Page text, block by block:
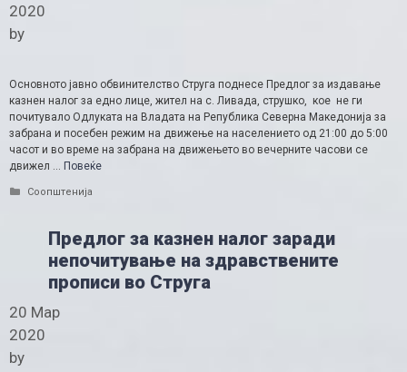
2020
by
Основното јавно обвинителство Струга поднесе Предлог за издавање
казнен налог за едно лице, жител на с. Ливада, струшко, кое не ги
почитувало Одлуката на Владата на Република Северна Македонија за
забрана и посебен режим на движење на населението од 21:00 до 5:00
часот и во време на забрана на движењето во вечерните часови се
движел … Повеќе
Categories
Соопштенија
Предлог за казнен налог заради
непочитување на здравствените
прописи во Струга
20 Мар
2020
by